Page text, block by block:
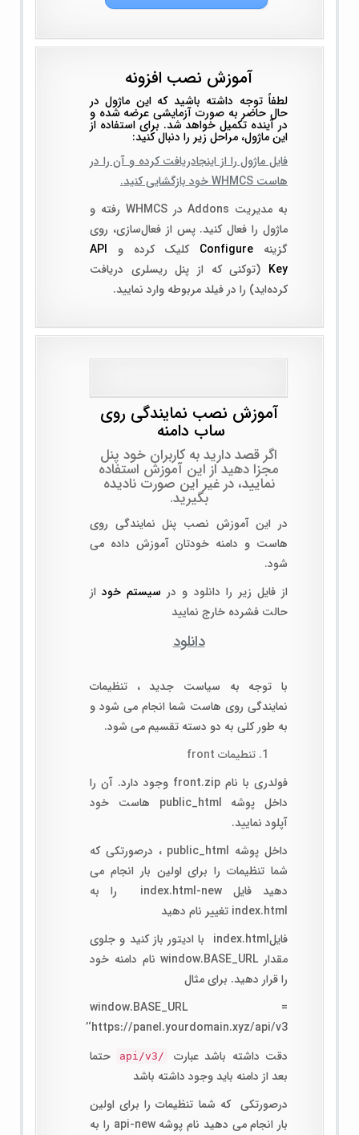
آموزش نصب افزونه
لطفاً توجه داشته باشید که این ماژول در
حال حاضر به صورت آزمایشی عرضه شده و
در آینده تکمیل خواهد شد. برای استفاده از
این ماژول، مراحل زیر را دنبال کنید:
فایل ماژول را از اینجادریافت کرده و آن را در
هاست WHMCS خود بازگشایی کنید.
به مدیریت Addons در WHMCS رفته و
ماژول را فعال کنید. پس از فعال‌سازی، روی
گزینه Configure کلیک کرده و API
Key (توکنی که از پنل ریسلری دریافت
کرده‌اید) را در فیلد مربوطه وارد نمایید.
آموزش نصب نمایندگی روی
ساب دامنه
اگر قصد دارید به کاربران خود پنل
مجزا دهید از این آموزش استفاده
نمایید، در غیر این صورت نادیده
بگیرید.
در این آموزش نصب پنل نمایندگی روی
هاست و دامنه خودتان آموزش داده می
شود.
از فایل زیر را دانلود و در سیستم خوداز
حالت فشرده خارج نمایید
دانلود
با توجه به سیاست جدید ، تنظیمات
نمایندگی روی هاست شما انجام می شود و
به طور کلی به دو دسته تقسیم می شود.
تنطیمات front
فولدری با نام front.zip وجود دارد. آن را
داخل پوشه public_html هاست خود
آپلود نمایید.
داخل پوشه public_html ، درصورتکی که
شما تنظیمات را برای اولین بار انجام می
دهید فایل index.html-new را به
index.html تغییر نام دهید
فایلindex.html با ادیتور باز کنید و جلوی
مقدار window.BASE_URL نام دامنه خود
را قرار دهید. برای مثال
window.BASE_URL =
‘https://panel.yourdomain.xyz/api/v3’
دقت داشته باشد عبارت
/api/v3
حتما
بعد از دامنه باید وجود داشته باشد
درصورتکی که شما تنظیمات را برای اولین
بار انجام می دهید نام پوشه api-new را به